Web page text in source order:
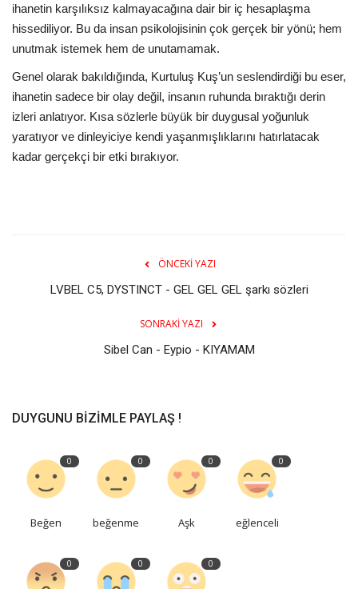
ihanetin karşılıksız kalmayacağına dair bir iç hesaplaşma
hissediliyor. Bu da insan psikolojisinin çok gerçek bir yönü; hem
unutmak istemek hem de unutamamak.
Genel olarak bakıldığında, Kurtuluş Kuş’un seslendirdiği bu eser,
ihanetin sadece bir olay değil, insanın ruhunda bıraktığı derin
izleri anlatıyor. Kısa sözlerle büyük bir duygusal yoğunluk
yaratıyor ve dinleyiciye kendi yaşanmışlıklarını hatırlatacak
kadar gerçekçi bir etki bırakıyor.
ÖNCEKI YAZI
LVBEL C5, DYSTINCT - GEL GEL GEL şarkı sözleri
SONRAKI YAZI
Sibel Can - Eypio - KIYAMAM
DUYGUNU BIZIMLE PAYLAŞ !
0
Beğen
0
beğenme
0
Aşk
0
eğlenceli
0 0 0